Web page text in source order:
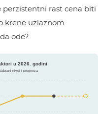
rast cena biti
krene uzlaznom
ode?